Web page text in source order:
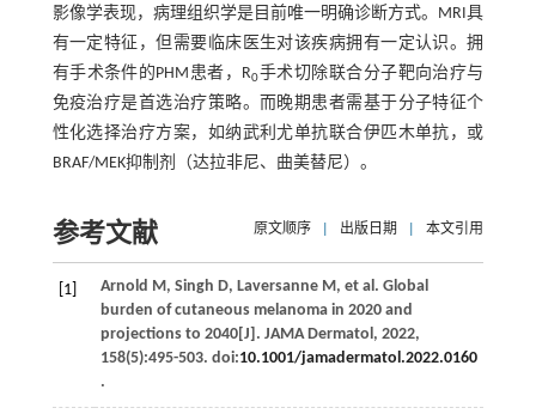
影像学表现，病理组织学是目前唯一明确诊断方式。MRI具
有一定特征，但需要临床医生对该疾病拥有一定认识。拥
有手术条件的PHM患者，R0手术切除联合分子靶向治疗与
免疫治疗是首选治疗策略。而晚期患者需基于分子特征个
性化选择治疗方案，如纳武利尤单抗联合伊匹木单抗，或
BRAF/MEK抑制剂（达拉非尼、曲美替尼）。
参考文献 原文顺序 出版日期 本文引用
[1] Arnold M, Singh D, Laversanne M, et al. Global
burden of cutaneous melanoma in 2020 and
projections to 2040[J]. JAMA Dermatol, 2022,
158(5):495-503. doi:10.1001/jamadermatol.2022.0160
.